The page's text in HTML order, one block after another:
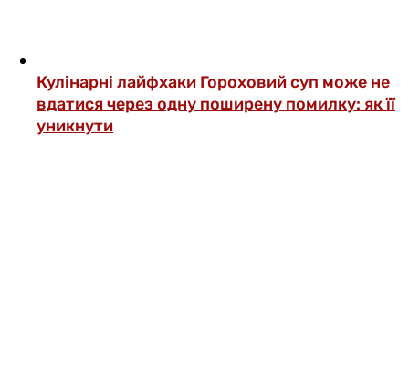
Кулінарні лайфхаки Гороховий суп може не
вдатися через одну поширену помилку: як її
уникнути